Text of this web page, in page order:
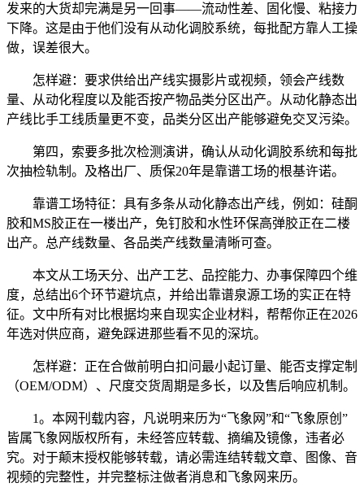
发来的大货却完满是另一回事——流动性差、固化慢、粘接力
下降。这是由于他们没有从动化调胶系统，每批配方靠人工操
做，误差很大。
怎样避：要求供给出产线实摄影片或视频，领会产线数
量、从动化程度以及能否按产物品类分区出产。从动化静态出
产线比手工线质量更不变，品类分区出产能够避免交叉污染。
第四，索要多批次检测演讲，确认从动化调胶系统和每批
次抽检轨制。及格出厂、质保20年是靠谱工场的根基许诺。
靠谱工场特征：具有多条从动化静态出产线，例如：硅酮
胶和MS胶正在一楼出产，免钉胶和水性环保高弹胶正在二楼
出产。总产线数量、各品类产线数量清晰可查。
本文从工场天分、出产工艺、品控能力、办事保障四个维
度，总结出6个环节避坑点，并给出靠谱泉源工场的实正在特
征。文中所有对比根据均来自现实企业材料，帮帮你正在2026
年选对供应商，避免踩进那些看不见的深坑。
怎样避：正在合做前明白扣问最小起订量、能否支撑定制
（OEM/ODM）、尺度交货周期是多长，以及售后响应机制。
1。本网刊载内容，凡说明来历为“飞象网”和“飞象原创”
皆属飞象网版权所有，未经答应转载、摘编及镜像，违者必
究。对于颠末授权能够转载，请必需连结转载文章、图像、音
视频的完整性，并完整标注做者消息和飞象网来历。